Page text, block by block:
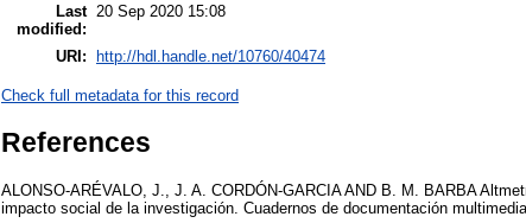
Last
modified:
20 Sep 2020 15:08
URI: http://hdl.handle.net/10760/40474
Check full metadata for this record
References
ALONSO-ARÉVALO, J., J. A. CORDÓN-GARCIA AND B. M. BARBA
impacto social de la investigación. Cuadernos de documentación